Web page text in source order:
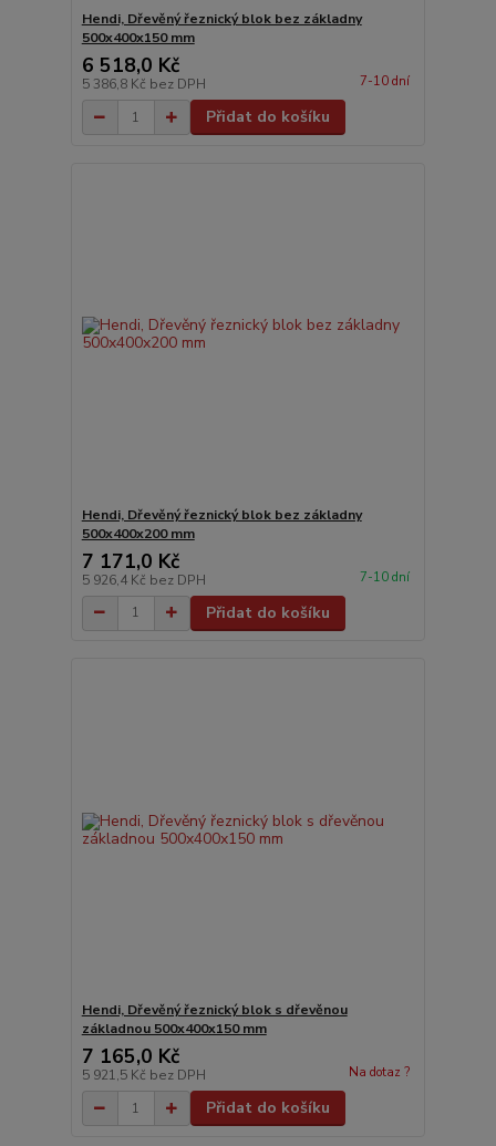
Hendi, Dřevěný řeznický blok bez základny
500x400x150 mm
6 518,0 Kč
5 386,8 Kč bez DPH 7-10 dní
Přidat do košíku
Hendi, Dřevěný řeznický blok bez základny
500x400x200 mm
7 171,0 Kč
5 926,4 Kč bez DPH 7-10 dní
Přidat do košíku
Hendi, Dřevěný řeznický blok s dřevěnou
základnou 500x400x150 mm
7 165,0 Kč
5 921,5 Kč bez DPH Na dotaz ?
Přidat do košíku